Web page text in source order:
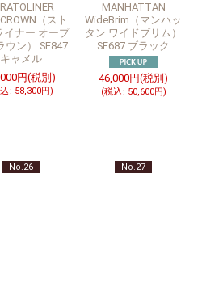
（スト
イナー オープ
ウン） SE847
キャメル
円(税別)
: 58,300円)
MANHATTAN
WideBrim（マンハッ
タン ワイドブリム）
SE687 ブラック
46,000円(税別)
(税込: 50,600円)
No.26 No.27